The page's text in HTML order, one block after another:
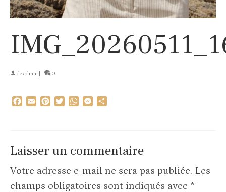
deadmin 0
Facebook
EmailPinterestTwitterWhatsAppMessenger
Laisser un commentaire
Votre adresse e-mail ne sera pas publiée. Les
champs obligatoires sont indiqués avec *